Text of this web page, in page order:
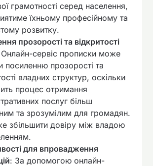
грамотності серед населення,
їхньому професійному та
розвитку.
прозорості та відкритості
сервіс прописки може
посиленню прозорості та
владних структур, оскільки
процес отримання
послуг більш
та зрозумілим для громадян.
збільшити довіру між владою
для впровадження
: За допомогою онлайн-